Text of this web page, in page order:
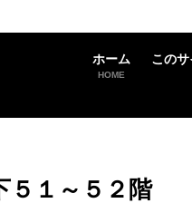
ホーム
HOME
この
５１～５２階